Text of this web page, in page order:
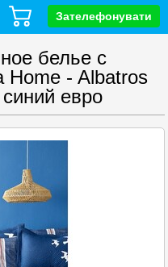
Зателефонувати
белье с
Home - Albatros
евро